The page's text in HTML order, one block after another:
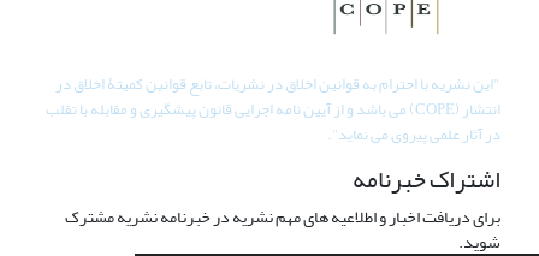
"این نشریه با احترام به قوانین اخلاق در نشریات، تابع قوانین کمیتۀ اخلاق در
انتشار (COPE) می باشد و از آیین نامه اجرایی قانون پیشگیری و مقابله با تقلب
در آثار علمی پیروی می نماید".
اشتراک خبرنامه
برای دریافت اخبار و اطلاعیه های مهم نشریه در خبرنامه نشریه مشترک
شوید.